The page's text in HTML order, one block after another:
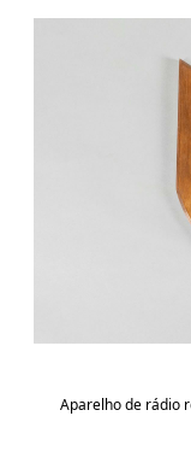
Aparelho de rádio